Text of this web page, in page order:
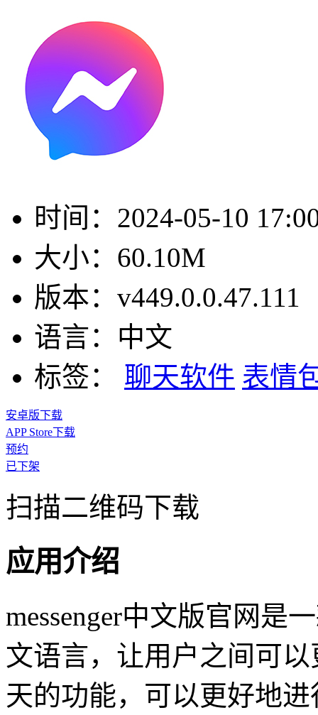
时间： 2024-05-10
大小： 60.10M
版本： v449.0.0.47.111
语言： 中文
标签：
聊天软件 表情
安卓版下载
APP Store下载
预约
已下架
扫描二维码下载
应用介绍
messenger中文版官网是
文语言，让用户之间可
天的功能，可以更好地进